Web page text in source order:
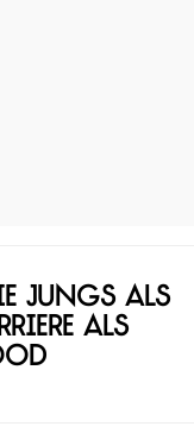
Jungs als
als